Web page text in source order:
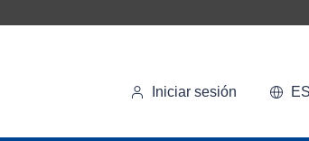
Iniciar sesión ES